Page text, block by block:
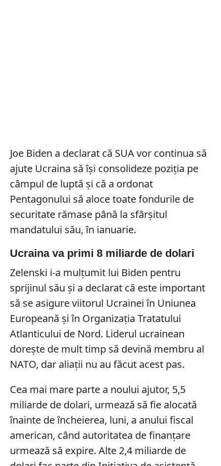
Joe Biden a declarat că SUA vor continua să
ajute Ucraina să își consolideze poziția pe
câmpul de luptă și că a ordonat
Pentagonului să aloce toate fondurile de
securitate rămase până la sfârșitul
mandatului său, în ianuarie.
Ucraina va primi 8 miliarde de dolari
Zelenski i-a mulțumit lui Biden pentru
sprijinul său și a declarat că este important
să se asigure viitorul Ucrainei în Uniunea
Europeană și în Organizația Tratatului
Atlanticului de Nord. Liderul ucrainean
dorește de mult timp să devină membru al
NATO, dar aliații nu au făcut acest pas.
Cea mai mare parte a noului ajutor, 5,5
miliarde de dolari, urmează să fie alocată
înainte de încheierea, luni, a anului fiscal
american, când autoritatea de finanțare
urmează să expire. Alte 2,4 miliarde de